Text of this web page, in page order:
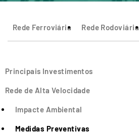
Rede Ferroviária Rede Rodoviária
Principais Investimentos
Rede de Alta Velocidade
Impacte Ambiental
Medidas Preventivas